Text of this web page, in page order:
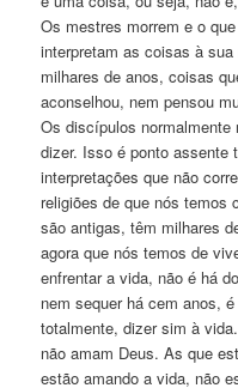
Os mestres morrem e o
interpretam as coisas à
milhares de anos, coisas
aconselhou, nem pensou
Os discípulos normalmente
dizer. Isso é ponto assente
interpretações que não
religiões de que nós temos
são antigas, têm milhares
agora que nós temos de
enfrentar a vida, não é há
nem sequer há cem anos,
totalmente, dizer sim à
não amam Deus. As que
estão amando a vida, não